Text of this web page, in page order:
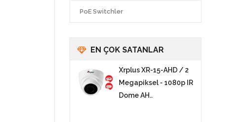
PoE Switchler
EN ÇOK SATANLAR
Xrplus XR-15-AHD / 2
Megapiksel - 1080p IR
Dome AH..